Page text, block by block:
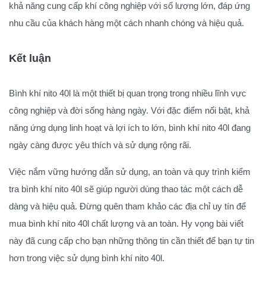
khả năng cung cấp khí công nghiệp với số lượng lớn, đáp ứng
nhu cầu của khách hàng một cách nhanh chóng và hiệu quả.
Kết luận
Bình khí nito 40l là một thiết bị quan trọng trong nhiều lĩnh vực
công nghiệp và đời sống hàng ngày. Với đặc điểm nổi bật, khả
năng ứng dụng linh hoạt và lợi ích to lớn, bình khí nito 40l đang
ngày càng được yêu thích và sử dụng rộng rãi.
Việc nắm vững hướng dẫn sử dụng, an toàn và quy trình kiểm
tra bình khí nito 40l sẽ giúp người dùng thao tác một cách dễ
dàng và hiệu quả. Đừng quên tham khảo các địa chỉ uy tín để
mua bình khí nito 40l chất lượng và an toàn. Hy vọng bài viết
này đã cung cấp cho bạn những thông tin cần thiết để bạn tự tin
hơn trong việc sử dụng bình khí nito 40l.